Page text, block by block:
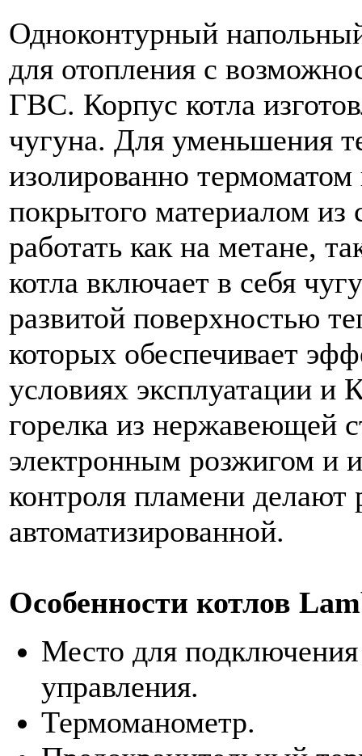
Одноконтурный
для отопления с
ГВС. Корпус котла
чугуна. Для уменьшения
изолированно термоматом
покрытого материалом из
работать как на метане,
котла включает в себя
развитой поверхностью
которых обеспечивает
условиях эксплуатации
горелка из нержавеющей
электронным розжигом и
контроля пламени делают
автоматизированной.
Особенности котлов
Место для подключения
управления.
Термоманометр.